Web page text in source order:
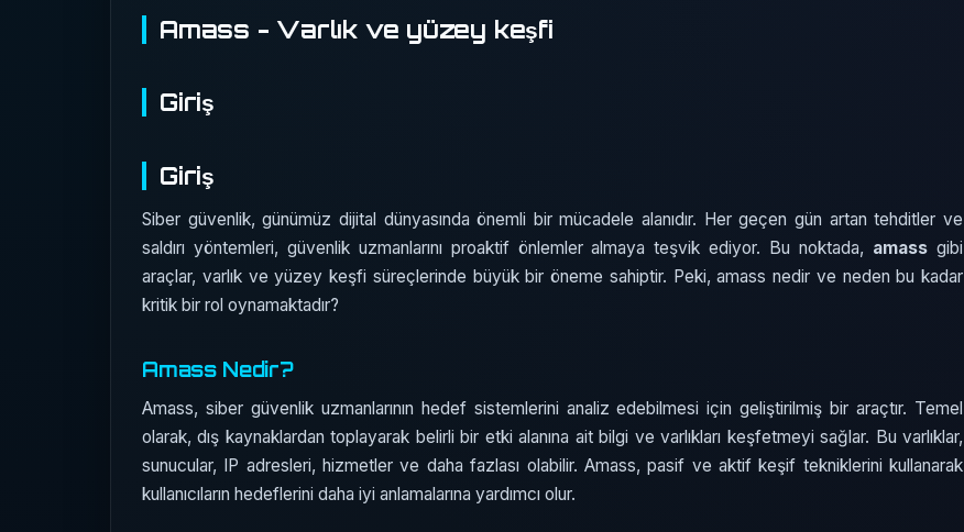
Amass - Varlık ve yüzey keşfi
Giriş
Giriş
Siber güvenlik, günümüz dijital dünyasında önemli bir mücadele alanıdır. Her geçen gün artan tehditler ve
saldırı yöntemleri, güvenlik uzmanlarını proaktif önlemler almaya teşvik ediyor. Bu noktada, amass gibi
araçlar, varlık ve yüzey keşfi süreçlerinde büyük bir öneme sahiptir. Peki, amass nedir ve neden bu kadar
kritik bir rol oynamaktadır?
Amass Nedir?
Amass, siber güvenlik uzmanlarının hedef sistemlerini analiz edebilmesi için geliştirilmiş bir araçtır. Temel
olarak, dış kaynaklardan toplayarak belirli bir etki alanına ait bilgi ve varlıkları keşfetmeyi sağlar. Bu varlıklar,
sunucular, IP adresleri, hizmetler ve daha fazlası olabilir. Amass, pasif ve aktif keşif tekniklerini kullanarak
kullanıcıların hedeflerini daha iyi anlamalarına yardımcı olur.